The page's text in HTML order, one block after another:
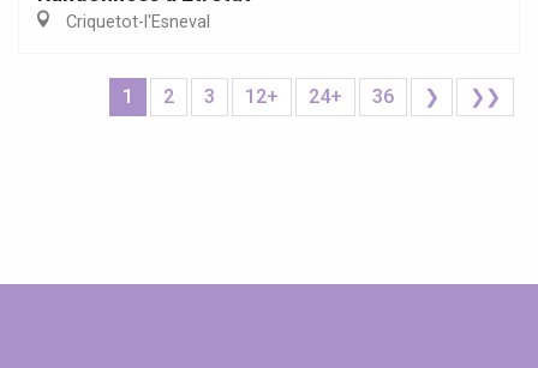
Criquetot-l'Esneval
1 2 3 12+ 24+ 36 ❯ ❯❯